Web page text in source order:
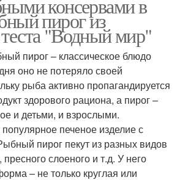
консервами в
пирог из
"Водный мир"
пирог – классическое блюдо
оно не потеряло своей
рыба активно пропагандируется
здорового рациона, а пирог –
и детьми, и взрослыми.
печеное изделие с
пирог пекут из разных видов
слоеного и т.д. У него
– не только круглая или